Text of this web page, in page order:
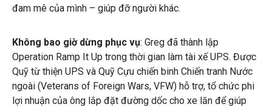
đam mê của mình – giúp đỡ người khác.
Không bao giờ dừng phục vụ: Greg đã thành lập
Operation Ramp It Up trong thời gian làm tài xế UPS. Được
Quỹ từ thiện UPS và Quỹ Cựu chiến binh Chiến tranh Nước
ngoài (Veterans of Foreign Wars, VFW) hỗ trợ, tổ chức phi
lợi nhuận của ông lắp đặt đường dốc cho xe lăn để giúp